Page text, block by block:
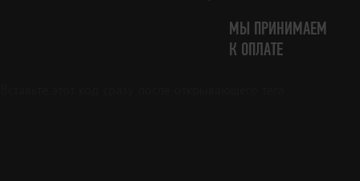
МЫ ПРИНИМАЕМ
К ОПЛАТЕ